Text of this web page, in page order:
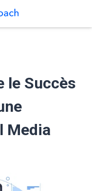
le Succès
Media